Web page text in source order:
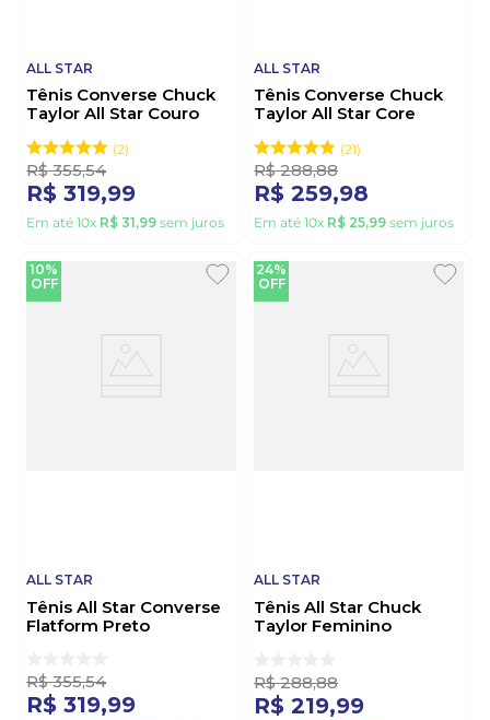
ALL STAR
Tênis Converse Chuck
Taylor All Star Couro
Branco
2
R$ 355,54
R$ 319,99
Em até 10x R$ 31,99 sem juros
ALL STAR
Tênis Converse Chuck
Taylor All Star Core
21
R$ 288,88
R$ 259,98
Em até 10x R$ 25,99 sem juros
10%
OFF
ALL STAR
Tênis All Star Converse
Flatform Preto
R$ 355,54
R$ 319,99
24%
OFF
ALL STAR
Tênis All Star Chuck
Taylor Feminino
R$ 288,88
R$ 219,99